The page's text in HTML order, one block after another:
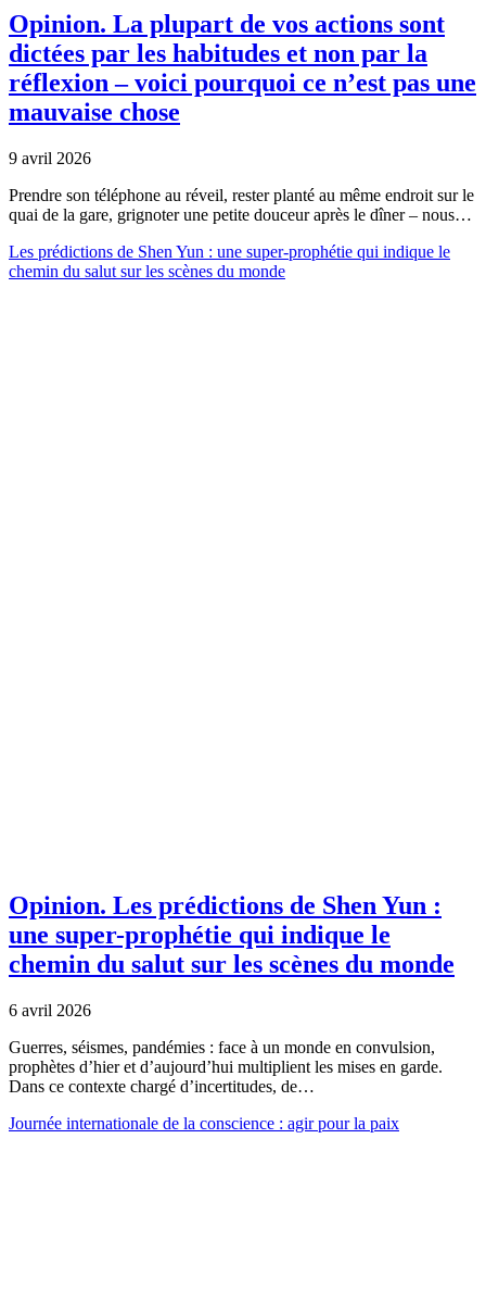
Opinion. La plupart de vos actions sont
dictées par les habitudes et non par la
réflexion – voici pourquoi ce n’est pas une
mauvaise chose
9 avril 2026
Prendre son téléphone au réveil, rester planté au même endroit sur le
quai de la gare, grignoter une petite douceur après le dîner – nous…
Les prédictions de Shen Yun : une super-prophétie qui indique le
chemin du salut sur les scènes du monde
Opinion. Les prédictions de Shen Yun :
une super-prophétie qui indique le
chemin du salut sur les scènes du monde
6 avril 2026
Guerres, séismes, pandémies : face à un monde en convulsion,
prophètes d’hier et d’aujourd’hui multiplient les mises en garde.
Dans ce contexte chargé d’incertitudes, de…
Journée internationale de la conscience : agir pour la paix